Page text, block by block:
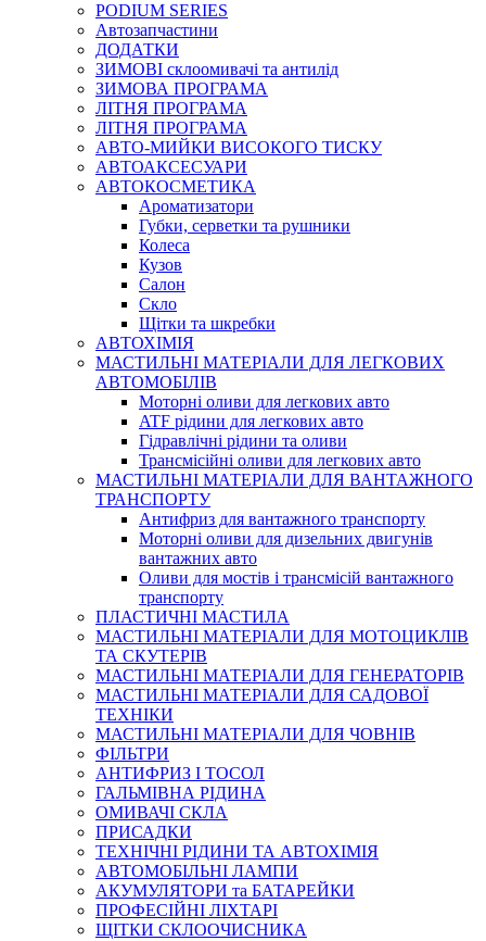
PODIUM SERIES
Автозапчастини
ДОДАТКИ
ЗИМОВІ склоомивачі та антилід
ЗИМОВА ПРОГРАМА
ЛІТНЯ ПРОГРАМА
ЛІТНЯ ПРОГРАМА
АВТО-МИЙКИ ВИСОКОГО ТИСКУ
АВТОАКСЕСУАРИ
АВТОКОСМЕТИКА
Ароматизатори
Губки, серветки та рушники
Колеса
Кузов
Салон
Скло
Щітки та шкребки
АВТОХІМІЯ
МАСТИЛЬНІ МАТЕРІАЛИ ДЛЯ ЛЕГКОВИХ
АВТОМОБІЛІВ
Моторні оливи для легкових авто
ATF рідини для легкових авто
Гідравлічні рідини та оливи
Трансмісійні оливи для легкових авто
МАСТИЛЬНІ МАТЕРІАЛИ ДЛЯ ВАНТАЖНОГО
ТРАНСПОРТУ
Антифриз для вантажного транспорту
Моторні оливи для дизельних двигунів
вантажних авто
Оливи для мостів і трансмісій вантажного
транспорту
ПЛАСТИЧНІ МАСТИЛА
МАСТИЛЬНІ МАТЕРІАЛИ ДЛЯ МОТОЦИКЛІВ
ТА СКУТЕРІВ
МАСТИЛЬНІ МАТЕРІАЛИ ДЛЯ ГЕНЕРАТОРІВ
МАСТИЛЬНІ МАТЕРІАЛИ ДЛЯ САДОВОЇ
ТЕХНІКИ
МАСТИЛЬНІ МАТЕРІАЛИ ДЛЯ ЧОВНІВ
ФІЛЬТРИ
АНТИФРИЗ І ТОСОЛ
ГАЛЬМІВНА РІДИНА
ОМИВАЧІ СКЛА
ПРИСАДКИ
ТЕХНІЧНІ РІДИНИ ТА АВТОХІМІЯ
АВТОМОБІЛЬНІ ЛАМПИ
АКУМУЛЯТОРИ та БАТАРЕЙКИ
ПРОФЕСІЙНІ ЛІХТАРІ
ЩІТКИ СКЛООЧИСНИКА